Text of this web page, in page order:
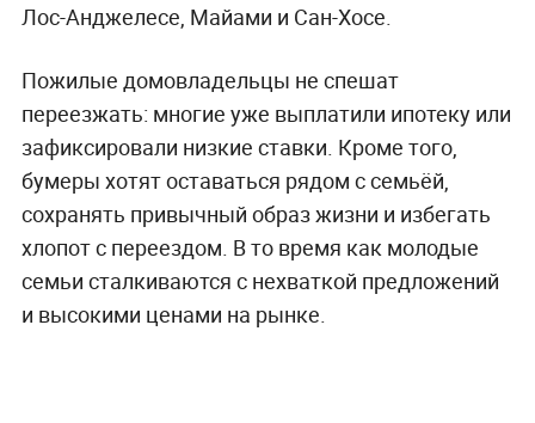
Лос-Анджелесе, Майами и Сан-Хосе.
Пожилые домовладельцы не спешат
переезжать: многие уже выплатили ипотеку или
зафиксировали низкие ставки. Кроме того,
бумеры хотят оставаться рядом с семьёй,
сохранять привычный образ жизни и избегать
хлопот с переездом. В то время как молодые
семьи сталкиваются с нехваткой предложений
и высокими ценами на рынке.